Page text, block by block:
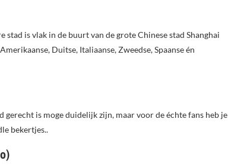
stad is vlak in de buurt van de grote Chinese stad Shanghai
Duitse, Italiaanse, Zweedse, Spaanse én
is moge duidelijk zijn, maar voor de échte fans heb je
bekertjes..